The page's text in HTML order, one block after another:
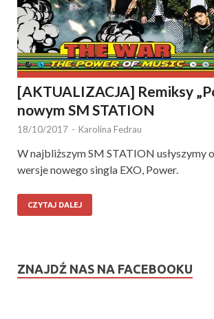
[AKTUALIZACJA] Remiksy
nowym SM STATION
18/10/2017 - Karolina Fedrau
W najbliższym SM STATION usłyszymy
wersje nowego singla EXO, Power.
CZYTAJ DALEJ
ZNAJDŹ NAS NA FACEBOOKU